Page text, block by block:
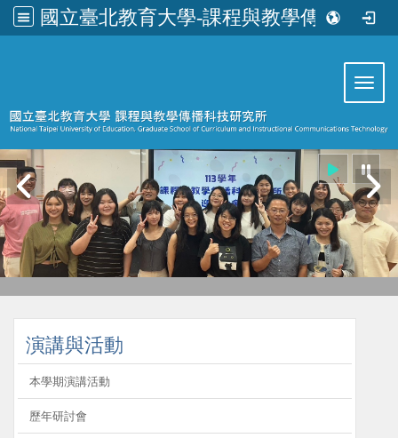
國立臺北教育大學-課程與教學傳播科技研究所
演講與活動
本學期演講活動
歷年研討會